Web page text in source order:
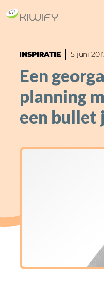
Ga
naar
inhoudINSPIRATIE 5 juni
Een
planning
een bullet